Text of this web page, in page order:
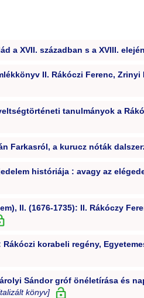
a XVII. században s a XVIII. elején
II. Rákóczi Ferenc,
tanulmányok a
Farkasról, a kurucz nóták
históriája : avagy az
II. (1676-1735): II. Rákóczy
korabeli regény,
Sándor gróf önéletírása és
könyv]